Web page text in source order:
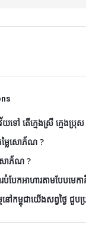
ទៅ តើក្មេងស្រី ក្មេងប្រុ
ម្លៃសោភ័ណ ?
សោភ័ណ ?
បំបែកអាហារតាមបែបមេ
កម្ពុជាយើងសព្វថ្ងៃ ជួបប្រ